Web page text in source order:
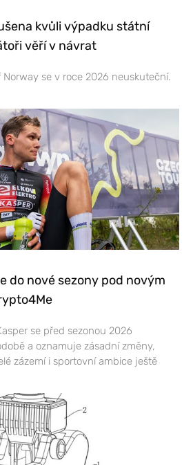
kvůli výpadku státní
věří v návrat
Norway se v roce 2026 neuskuteční.
do nové sezony pod novým
se před sezonou 2026
a oznamuje zásadní změny,
zázemí i sportovní ambice ještě